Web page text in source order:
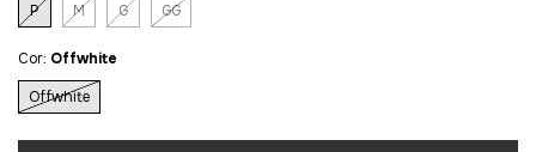
P
M G GG
Cor: Offwhite
Offwhite